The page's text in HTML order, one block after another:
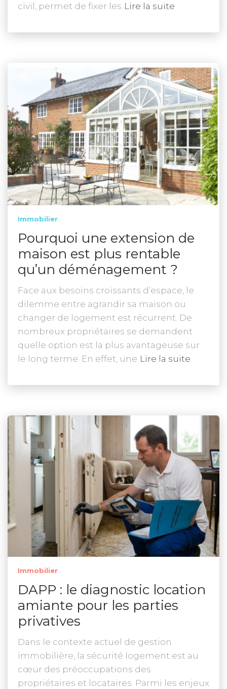
civil, permet de fixer les Lire la suite
Immobilier
Pourquoi une extension de
maison est plus rentable
qu’un déménagement ?
Face aux besoins croissants d’espace, le
dilemme entre agrandir sa maison ou
changer de logement est récurrent. De
nombreux propriétaires se demandent
quelle option est la plus avantageuse sur
le long terme. En effet, une Lire la suite
Immobilier
DAPP : le diagnostic location
amiante pour les parties
privatives
Dans le contexte actuel de gestion
immobilière, la sécurité logement est au
cœur des préoccupations des
propriétaires et locataires. Parmi les enjeux